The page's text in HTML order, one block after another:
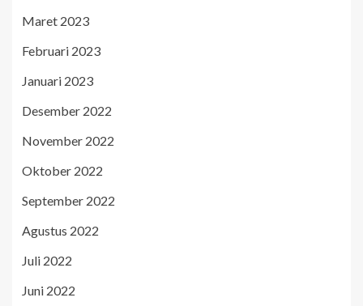
Maret 2023
Februari 2023
Januari 2023
Desember 2022
November 2022
Oktober 2022
September 2022
Agustus 2022
Juli 2022
Juni 2022